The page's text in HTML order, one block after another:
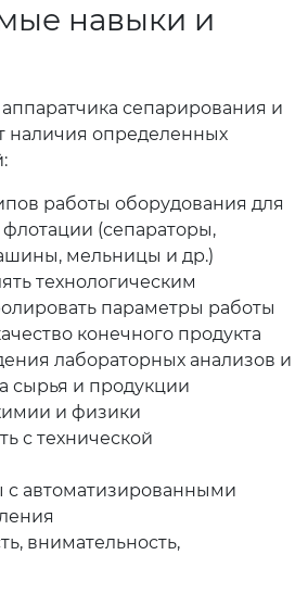
навыки и
сепарирования и
наличия определенных
работы оборудования для
(сепараторы,
мельницы и др.)
технологическим
параметры работы
конечного продукта
лабораторных анализов и
сырья и продукции
и физики
с технической
с автоматизированными
внимательность,